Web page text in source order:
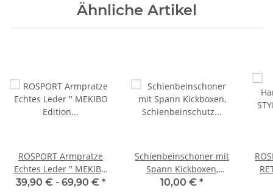
Ähnliche Artikel
ROSPORT Armpratze
Echtes Leder " MEKIBO
Edition " , Muay Thai
39,90 € - 69,90 € *
Schienbeinschoner mit
Spann Kickboxen,
Schienbeinschutz Muay
10,00 € *